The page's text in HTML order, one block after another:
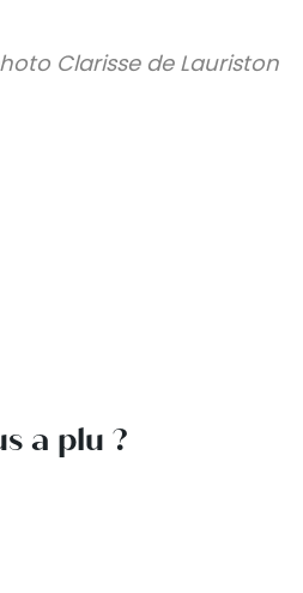
Clarisse de Lauriston
a plu ?